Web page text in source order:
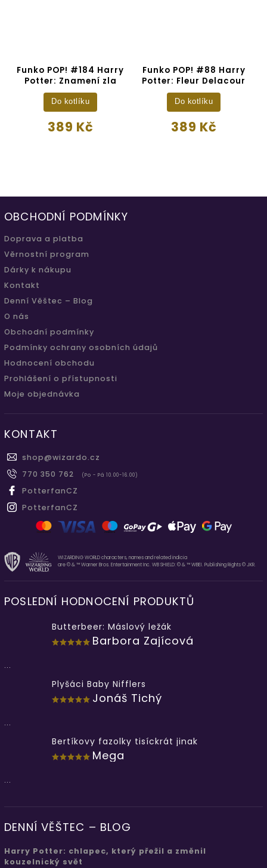
Funko POP! #184 Harry
Potter: Znamení zla
389 Kč
Do kotlíku
Funko POP! #88 Harry
Potter: Fleur Delacour
389 Kč
Do kotlíku
OBCHODNÍ PODMÍNKY
Doprava a platba
Věrnostní program
Dárky k nákupu
Kontakt
Denní Věštec – Blog
O nás
Obchodní podmínky
Podmínky ochrany osobních údajů
Hodnocení obchodu
Prohlášení o přístupnosti
Moje objednávka
KONTAKT
shop@wizardo.cz
770 350 762
(Po - Pá 10.00-16.00)
PotterfanCZ
PotterfanCZ
WIZARDING WORLD characters, names and related indicia
are © & ™ Warner Bros. Entertainment Inc. WB SHIELD: © & ™ WBEI. Publishing Rights © JKR.
POSLEDNÍ HODNOCENÍ PRODUKTŮ
Butterbeer: Máslový ležák
Barbora Zajícová
...
Plyšáci Baby Nifflers
Jonáš Tichý
...
Bertíkovy fazolky tisíckrát jinak
Mega
...
DENNÍ VĚŠTEC – BLOG
Harry Potter: chlapec, který přežil a změnil
kouzelnický svět